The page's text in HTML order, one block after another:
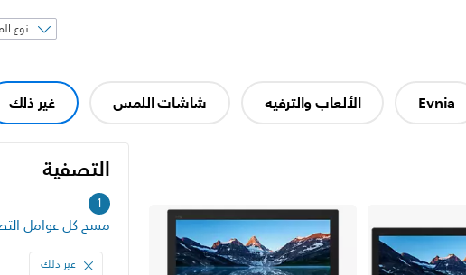
فرز
حسب
Evnia الألعاب والترفيه شاشات اللمس غير ذلك
التصفية
1 التصفية
مسح كل عوامل
غير ذلك